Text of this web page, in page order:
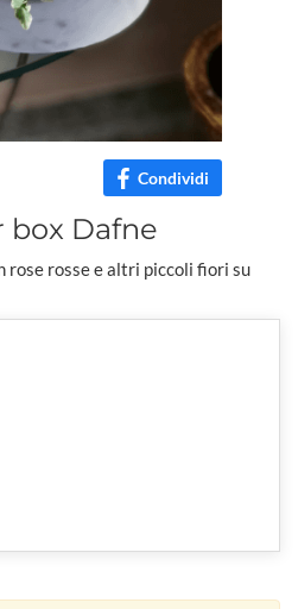
Condividi
box Dafne
rose rosse e altri piccoli fiori su